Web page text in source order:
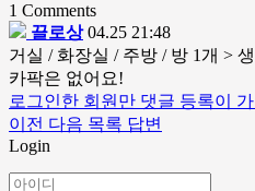
1 Comments
끌로상 04.25 21:48
거실 / 화장실 / 주방 / 방 1개 >
카팍은 없어요!
로그인한 회원만 댓글 등록이
이전 다음 목록 답변
Login